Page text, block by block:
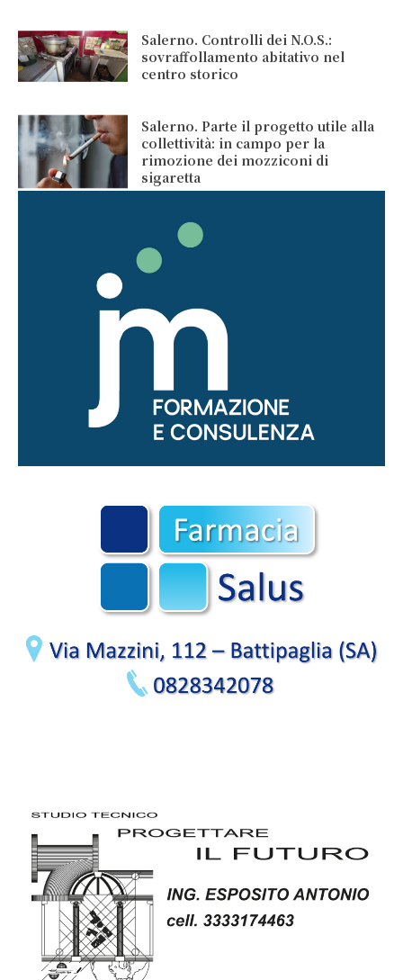
Salerno. Controlli dei N.O.S.:
sovraffollamento abitativo nel
centro storico
Salerno. Parte il progetto utile alla
collettività: in campo per la
rimozione dei mozziconi di
sigaretta